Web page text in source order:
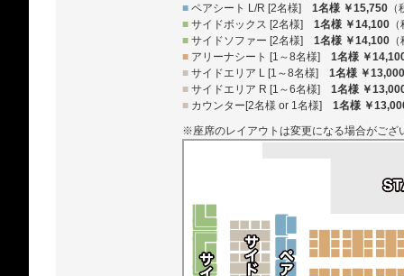
■ ペアシート L/R [2名様] 1名様 ￥15,750
■ サイドボックス [2名様] 1名様 ￥14,100
■ サイドソファー [2名様] 1名様 ￥14,100
■ アリーナシート [1～8名様] 1名様 ￥
■ サイドエリア L [1～8名様] 1名様 ￥13,000
■ サイドエリア R [1～6名様] 1名様 ￥
■ カウンター[2名様 or 1名様] 1名様 ￥
※座席のレイアウトは変更になる場合がござ